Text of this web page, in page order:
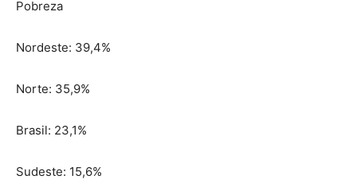
Pobreza
Nordeste: 39,4%
Norte: 35,9%
Brasil: 23,1%
Sudeste: 15,6%